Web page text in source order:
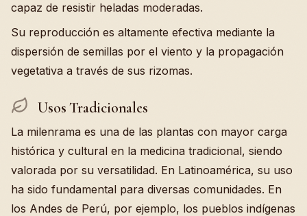
capaz de resistir heladas moderadas.
Su reproducción es altamente efectiva mediante la
dispersión de semillas por el viento y la propagación
vegetativa a través de sus rizomas.
Usos Tradicionales
La milenrama es una de las plantas con mayor carga
histórica y cultural en la medicina tradicional, siendo
valorada por su versatilidad. En Latinoamérica, su uso
ha sido fundamental para diversas comunidades. En
los Andes de Perú, por ejemplo, los pueblos indígenas